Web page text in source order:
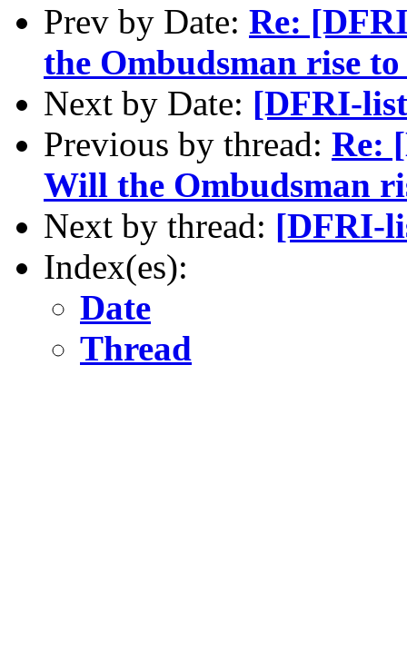
Prev by Date: Re:
the Ombudsman rise to
Next by Date: [DFRI-
Previous by thread: Re:
Will the Ombudsman
Next by thread: [DFRI-
Index(es):
Date
Thread